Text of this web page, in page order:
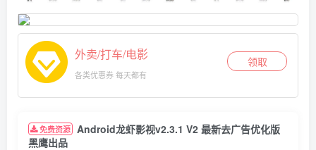
外卖/打车/电影
各类优惠券 每天都有
领取
免费资源 Android龙虾影视v2.3.1 V2 最新去广告优化版
黑鹰出品